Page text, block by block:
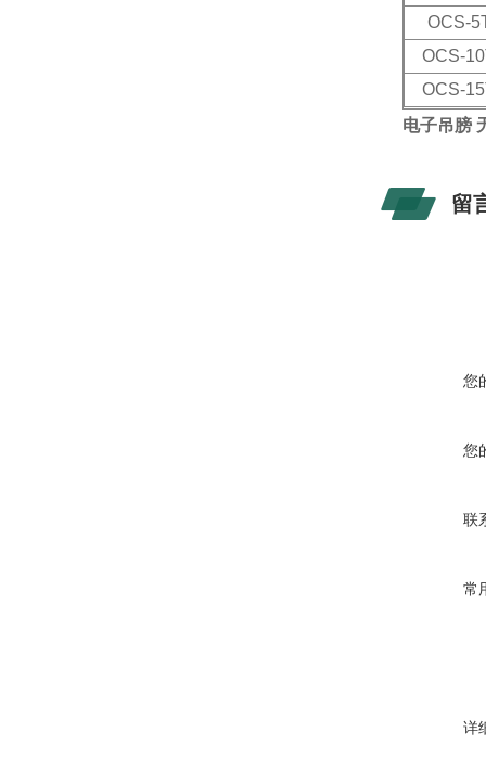
OCS-
OCS-
OCS-
电子吊膀
留
您
您
联
常
详